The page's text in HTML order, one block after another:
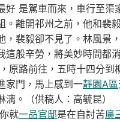
好 是駕車而來，車行至渠
。離開祁州之前，他和裴
，裴毅卻不見了。林風景
這般辛勞，將美妙時間都
原路前往，五時十四分到
家門，馬上感到一靜園A區
。（供稿人：高毓昆）
你就一品官邸是在自討苦廣